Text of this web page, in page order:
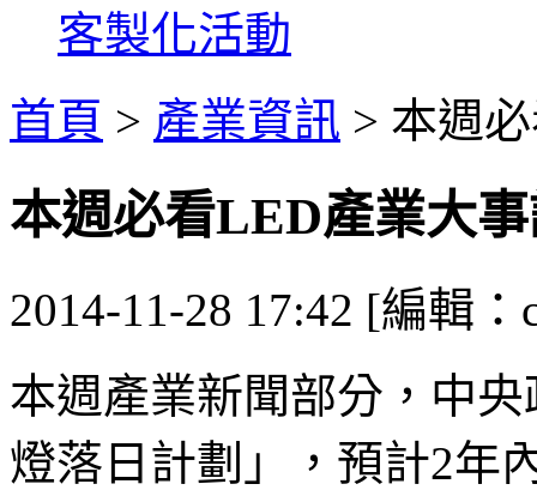
客製化活動
首頁 > 產業資訊 > 本週
本週必看LED產業大事
2014-11-28 17:42 [編輯：
本週產業新聞部分，中
燈落日計劃」，預計2年